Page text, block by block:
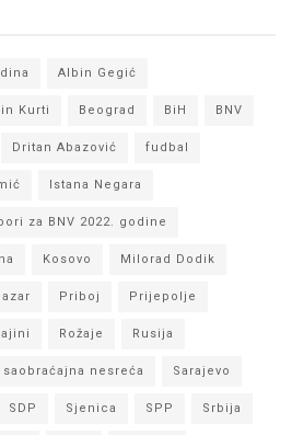
Albin Gegić
Kurti Beograd BiH BNV
Dritan Abazović fudbal
Istana Negara
za BNV 2022. godine
Kosovo Milorad Dodik
Priboj Prijepolje
Rožaje Rusija
saobraćajna nesreća Sarajevo
SDP Sjenica SPP Srbija